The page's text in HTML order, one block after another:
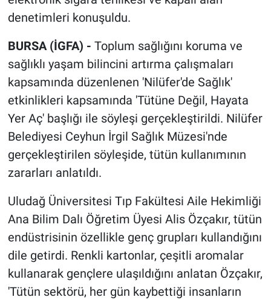
denetimleri konuşuldu.
BURSA (İGFA) - Toplum sağlığını koruma ve
sağlıklı yaşam bilincini artırma çalışmaları
kapsamında düzenlenen 'Nilüfer'de Sağlık'
etkinlikleri kapsamında 'Tütüne Değil, Hayata
Yer Aç' başlığı ile söyleşi gerçekleştirildi. Nilüfer
Belediyesi Ceyhun İrgil Sağlık Müzesi'nde
gerçekleştirilen söyleşide, tütün kullanımının
zararları anlatıldı.
Uludağ Üniversitesi Tıp Fakültesi Aile Hekimliği
Ana Bilim Dalı Öğretim Üyesi Alis Özçakır, tütün
endüstrisinin özellikle genç grupları kullandığını
dile getirdi. Renkli kartonlar, çeşitli aromalar
kullanarak gençlere ulaşıldığını anlatan Özçakır,
'Tütün sektörü, her gün kaybettiği insanların